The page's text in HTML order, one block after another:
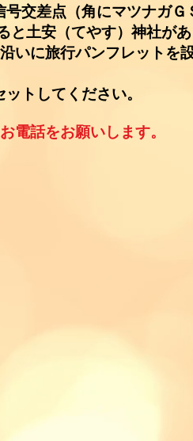
号交差点（角にマツナガＧ
と土安（てやす）神社が
沿いに旅行パンフレットを
トしてください。
話をお願いします。